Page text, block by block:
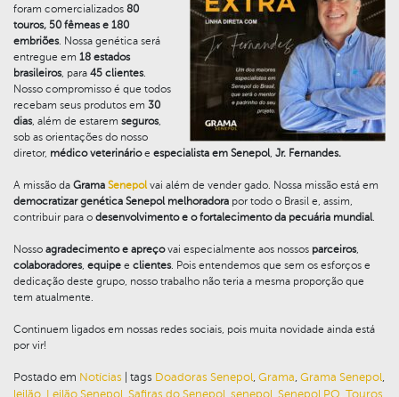
foram comercializados 80
touros, 50 fêmeas e 180
embriões. Nossa genética será
entregue em 18 estados
brasileiros, para 45 clientes.
Nosso compromisso é que todos
recebam seus produtos em 30
dias, além de estarem seguros,
sob as orientações do nosso
diretor, médico veterinárioe especialista em Senepol, Jr. Fernandes.
A missão da Grama Senepolvai além de vender gado. Nossa missão está em
democratizar genética Senepol melhoradora por todo o Brasil e, assim,
contribuir para o desenvolvimento e o fortalecimento da pecuária mundial.
Nosso agradecimento e apreçovai especialmente aos nossos parceiros,
colaboradores, equipe e clientes. Pois entendemos que sem os esforços e
dedicação deste grupo, nosso trabalho não teria a mesma proporção que
tem atualmente.
Continuem ligados em nossas redes sociais, pois muita novidade ainda está
por vir!
Postado em Notícias tags Doadoras Senepol, Grama, Grama Senepol,
leilão, Leilão Senepol, Safiras do Senepol, senepol, Senepol PO, Touros